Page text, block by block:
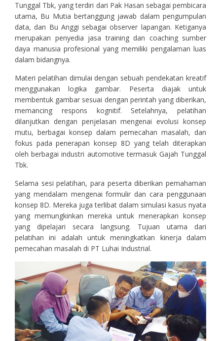
Tunggal Tbk, yang terdiri dari Pak Hasan sebagai pembicara
utama, Bu Mutia bertanggung jawab dalam pengumpulan
data, dan Bu Anggi sebagai observer lapangan. Ketiganya
merupakan penyedia jasa training dan coaching sumber
daya manusia profesional yang memiliki pengalaman luas
dalam bidangnya.
Materi pelatihan dimulai dengan sebuah pendekatan kreatif
menggunakan logika gambar. Peserta diajak untuk
membentuk gambar sesuai dengan perintah yang diberikan,
memancing respons kognitif. Setelahnya, pelatihan
dilanjutkan dengan penjelasan mengenai evolusi konsep
mutu, berbagai konsep dalam pemecahan masalah, dan
fokus pada penerapan konsep 8D yang telah diterapkan
oleh berbagai industri automotive termasuk Gajah Tunggal
Tbk.
Selama sesi pelatihan, para peserta diberikan pemahaman
yang mendalam mengenai formulir dan cara penggunaan
konsep 8D. Mereka juga terlibat dalam simulasi kasus nyata
yang memungkinkan mereka untuk menerapkan konsep
yang dipelajari secara langsung. Tujuan utama dari
pelatihan ini adalah untuk meningkatkan kinerja dalam
pemecahan masalah di PT Luhai Industrial.